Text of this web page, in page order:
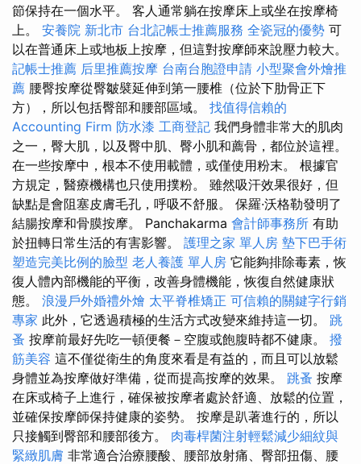
節保持在一個水平。 客人通常躺在按摩床上或坐在按摩椅
上。 安養院 新北市 台北記帳士推薦服務 全瓷冠的優勢 可
以在普通床上或地板上按摩，但這對按摩師來說壓力較大。
記帳士推薦 后里推薦按摩 台南台胞證申請 小型聚會外燴推
薦 腰臀按摩從臀皺襞延伸到第一腰椎（位於下肋骨正下
方），所以包括臀部和腰部區域。 找值得信賴的
Accounting Firm 防水漆 工商登記 我們身體非常大的肌肉
之一，臀大肌，以及臀中肌、臀小肌和薦骨，都位於這裡。
在一些按摩中，根本不使用載體，或僅使用粉末。 根據官
方規定，醫療機構也只使用撲粉。 雖然吸汗效果很好，但
缺點是會阻塞皮膚毛孔，呼吸不舒服。 保羅·沃格勒發明了
結腸按摩和骨膜按摩。 Panchakarma 會計師事務所 有助
於扭轉日常生活的有害影響。 護理之家 單人房 墊下巴手術
塑造完美比例的臉型 老人養護 單人房 它能夠排除毒素，恢
復人體內部機能的平衡，改善身體機能，恢復自然健康狀
態。 浪漫戶外婚禮外燴 太平脊椎矯正 可信賴的關鍵字行銷
專家 此外，它透過積極的生活方式改變來維持這一切。 跳
蚤 按摩前最好先吃一頓便餐－空腹或飽腹時都不健康。 撥
筋美容 這不僅從衛生的角度來看是有益的，而且可以放鬆
身體並為按摩做好準備，從而提高按摩的效果。 跳蚤 按摩
在床或椅子上進行，確保被按摩者處於舒適、放鬆的位置，
並確保按摩師保持健康的姿勢。 按摩是趴著進行的，所以
只接觸到臀部和腰部後方。 肉毒桿菌注射輕鬆減少細紋與
緊緻肌膚 非常適合治療腰酸、腰部放射痛、臀部扭傷、腰